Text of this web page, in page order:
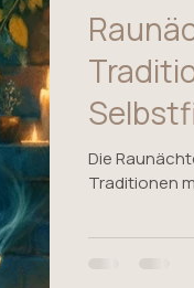
Die
Traditionen